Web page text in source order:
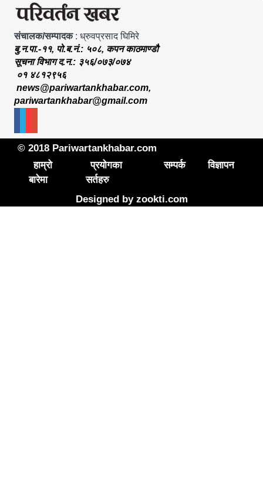
संचालक/सम्पादक: ध्रुवप्रसाद घिमिरे
बु.न.पा.-११, पो.ब.नं.: ५०८, कपन काठमाण्डौ
सूचना विभाग द.न.: ३५६/०७३/०७४
०१ ४८१२९५६
news@pariwartankhabar.com,
pariwartankhabar@gmail.com
© 2018 Pariwartankhabar.com
हाम्रो
बारेमा
प्रयोगका
सर्तहरु
सम्पर्क विज्ञापन
Designed by zookti.com